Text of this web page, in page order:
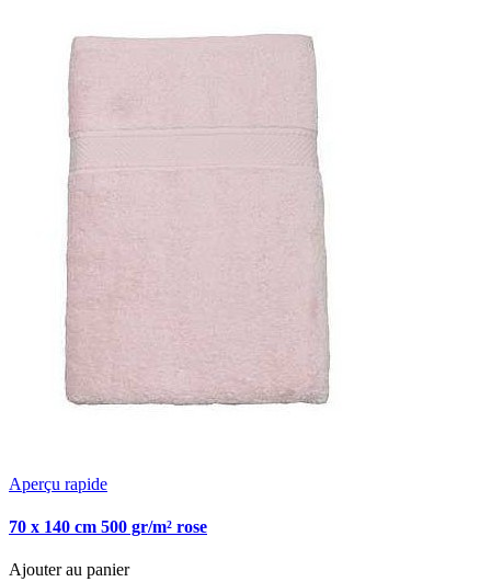
Aperçu rapide
70 x 140 cm 500 gr/m² rose
Ajouter au panier